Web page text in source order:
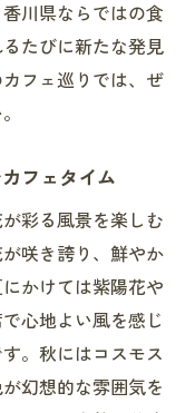
川県ならではの食
たびに新たな発見
フェ巡りでは、ぜ
フェタイム
彩る風景を楽しむ
咲き誇り、鮮やか
かけては紫陽花や
心地よい風を感じ
。秋にはコスモス
幻想的な雰囲気を